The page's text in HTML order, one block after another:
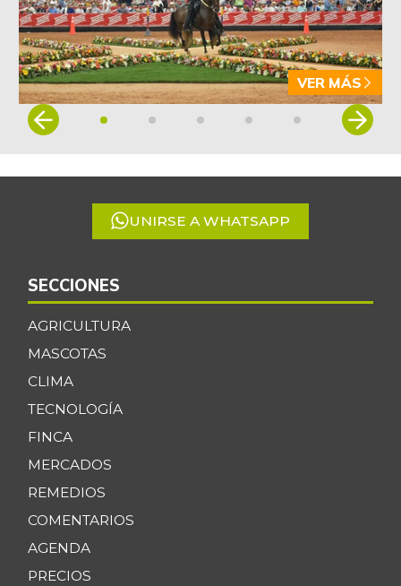
VER MÁS
Item
5
UNIRSE A WHATSAPP
SECCIONES
AGRICULTURA
MASCOTAS
CLIMA
TECNOLOGÍA
FINCA
MERCADOS
REMEDIOS
COMENTARIOS
AGENDA
PRECIOS